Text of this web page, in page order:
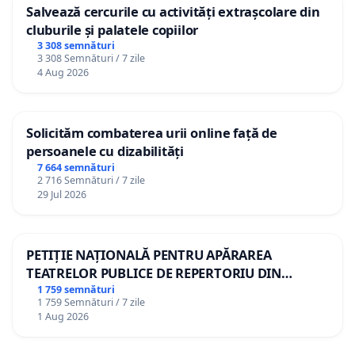
Salvează cercurile cu activități extrașcolare din
cluburile și palatele copiilor
3 308 semnături
3 308 Semnături / 7 zile
4 Aug 2026
Solicităm combaterea urii online față de
persoanele cu dizabilități
7 664 semnături
2 716 Semnături / 7 zile
29 Jul 2026
PETIȚIE NAȚIONALĂ PENTRU APĂRAREA
TEATRELOR PUBLICE DE REPERTORIU DIN
ROMÂNIA
1 759 semnături
1 759 Semnături / 7 zile
1 Aug 2026